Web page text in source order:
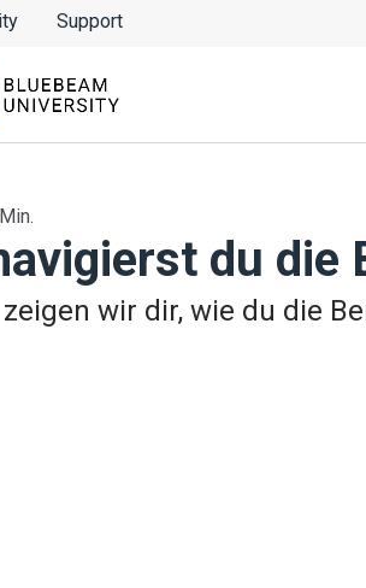
Support
du die
wir dir, wie du die